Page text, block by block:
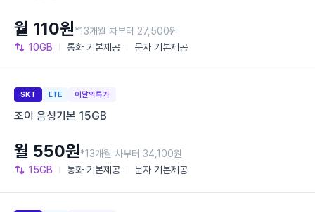
10GB 통화 기본제공 문자 기본제공
월 110원*13개월 차부터 27,500원
SKT LTE 이달의특가
조이 음성기본 15GB
15GB 통화 기본제공 문자 기본제공
월 550원*13개월 차부터 34,100원